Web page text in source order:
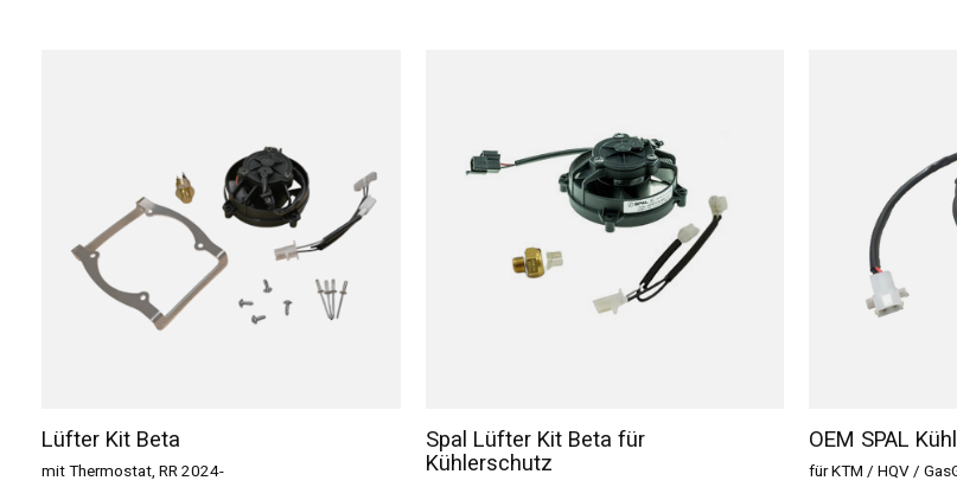
Lüfter Kit Beta
mit Thermostat, RR 2024-
Spal Lüfter Kit Beta für
Kühlerschutz
OEM SPAL
für KTM / HQV /